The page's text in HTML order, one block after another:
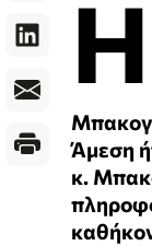
Η
Άμεση
κ.